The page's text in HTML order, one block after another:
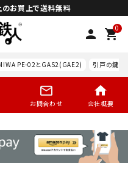
お買上で送料無料
person 0
shopping_cart
PE-02とGAS2(GAE2) 引戸の鍵交
お問合わせ 会社概要